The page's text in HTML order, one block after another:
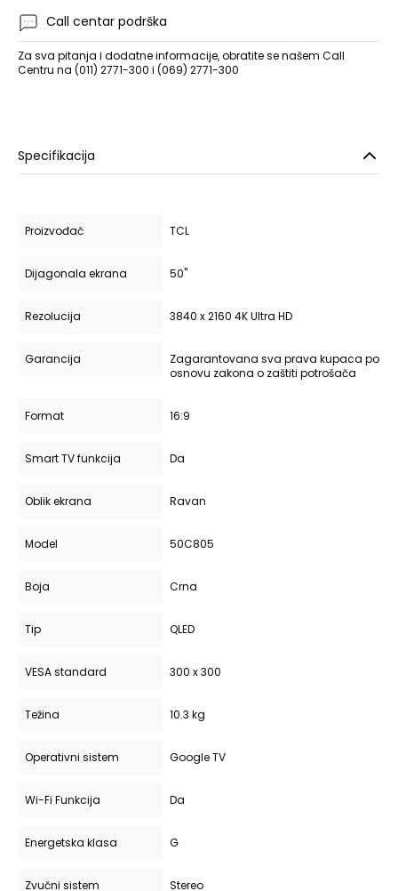
Call centar podrška
Za sva pitanja i dodatne informacije, obratite se našem Call
Centru na (011) 2771-300 i (069) 2771-300
Specifikacija
Proizvođač TCL
Dijagonala ekrana 50"
Rezolucija 3840 x 2160 4K Ultra HD
Garancija
Zagarantovana sva prava kupaca po
osnovu zakona o zaštiti potrošača
Format 16:9
Smart TV funkcija Da
Oblik ekrana Ravan
Model 50C805
Boja Crna
Tip QLED
VESA standard 300 x 300
Težina 10.3 kg
Operativni sistem Google TV
Wi-Fi Funkcija Da
Energetska klasa G
Zvučni sistem Stereo